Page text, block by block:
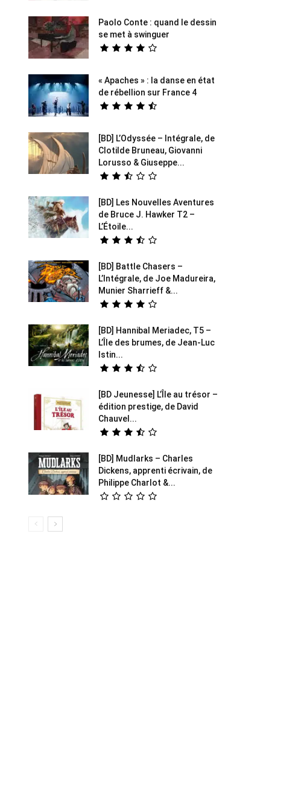
Paolo Conte : quand le dessin
se met à swinguer
« Apaches » : la danse en état
de rébellion sur France 4
[BD] L’Odyssée – Intégrale, de
Clotilde Bruneau, Giovanni
Lorusso & Giuseppe...
[BD] Les Nouvelles Aventures
de Bruce J. Hawker T2 –
L’Étoile...
[BD] Battle Chasers –
L’Intégrale, de Joe Madureira,
Munier Sharrieff &...
[BD] Hannibal Meriadec, T5 –
L’Île des brumes, de Jean-Luc
Istin...
[BD Jeunesse] L’Île au trésor –
édition prestige, de David
Chauvel...
[BD] Mudlarks – Charles
Dickens, apprenti écrivain, de
Philippe Charlot &...